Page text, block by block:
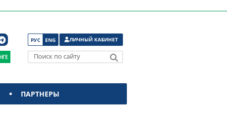
РУС ENG ЛИЧНЫЙ КАБИНЕТ
Поиск по сайту
ПАРТНЕРЫ